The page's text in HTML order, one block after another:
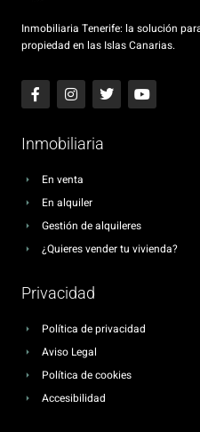
Inmobiliaria Tenerife: la solución
propiedad en las Islas Canarias.
Inmobiliaria
En venta
En alquiler
Gestión de alquileres
¿Quieres vender tu vivienda?
Privacidad
Política de privacidad
Aviso Legal
Política de cookies
Accesibilidad